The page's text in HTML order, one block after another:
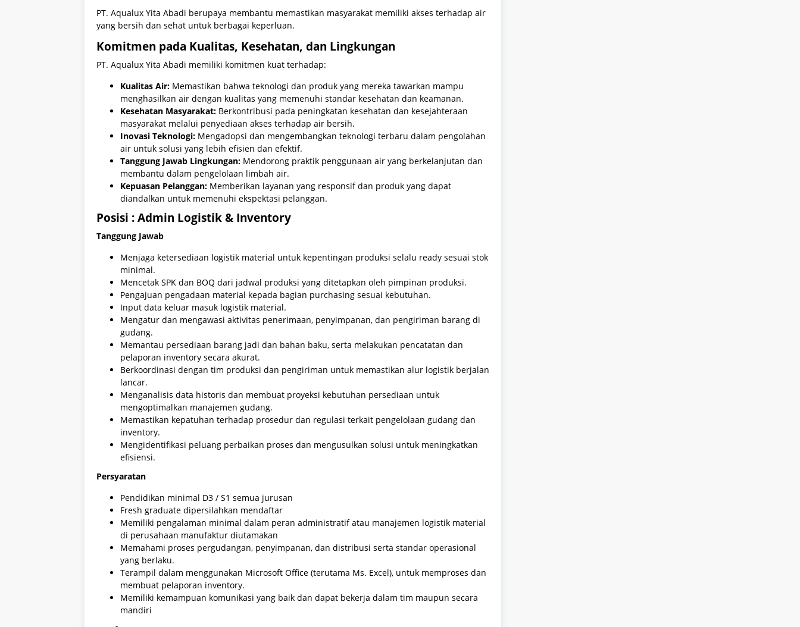
PT. Aqualux Yita Abadi berupaya membantu memastikan masyarakat memiliki akses terhadap air
yang bersih dan sehat untuk berbagai keperluan.
Komitmen pada Kualitas, Kesehatan, dan Lingkungan
PT. Aqualux Yita Abadi memiliki komitmen kuat terhadap:
Kualitas Air: Memastikan bahwa teknologi dan produk yang mereka tawarkan mampu
menghasilkan air dengan kualitas yang memenuhi standar kesehatan dan keamanan.
Kesehatan Masyarakat: Berkontribusi pada peningkatan kesehatan dan kesejahteraan
masyarakat melalui penyediaan akses terhadap air bersih.
Inovasi Teknologi: Mengadopsi dan mengembangkan teknologi terbaru dalam pengolahan
air untuk solusi yang lebih efisien dan efektif.
Tanggung Jawab Lingkungan: Mendorong praktik penggunaan air yang berkelanjutan dan
membantu dalam pengelolaan limbah air.
Kepuasan Pelanggan: Memberikan layanan yang responsif dan produk yang dapat
diandalkan untuk memenuhi ekspektasi pelanggan.
Posisi : Admin Logistik & Inventory
Tanggung Jawab
Menjaga ketersediaan logistik material untuk kepentingan produksi selalu ready sesuai stok
minimal.
Mencetak SPK dan BOQ dari jadwal produksi yang ditetapkan oleh pimpinan produksi.
Pengajuan pengadaan material kepada bagian purchasing sesuai kebutuhan.
Input data keluar masuk logistik material.
Mengatur dan mengawasi aktivitas penerimaan, penyimpanan, dan pengiriman barang di
gudang.
Memantau persediaan barang jadi dan bahan baku, serta melakukan pencatatan dan
pelaporan inventory secara akurat.
Berkoordinasi dengan tim produksi dan pengiriman untuk memastikan alur logistik berjalan
lancar.
Menganalisis data historis dan membuat proyeksi kebutuhan persediaan untuk
mengoptimalkan manajemen gudang.
Memastikan kepatuhan terhadap prosedur dan regulasi terkait pengelolaan gudang dan
inventory.
Mengidentifikasi peluang perbaikan proses dan mengusulkan solusi untuk meningkatkan
efisiensi.
Persyaratan
Pendidikan minimal D3 / S1 semua jurusan
Fresh graduate dipersilahkan mendaftar
Memiliki pengalaman minimal dalam peran administratif atau manajemen logistik material
di perusahaan manufaktur diutamakan
Memahami proses pergudangan, penyimpanan, dan distribusi serta standar operasional
yang berlaku.
Terampil dalam menggunakan Microsoft Office (terutama Ms. Excel), untuk memproses dan
membuat pelaporan inventory.
Memiliki kemampuan komunikasi yang baik dan dapat bekerja dalam tim maupun secara
mandiri